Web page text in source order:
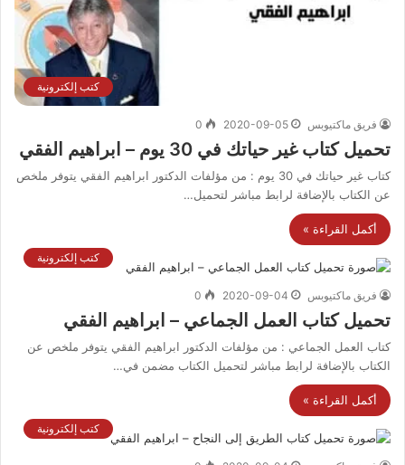
كتب إلكترونية
فريق ماكتيوبس 2020-09-05
0
تحميل كتاب غير حياتك في 30 يوم – ابراهيم الفقي
كتاب غير حياتك في 30 يوم : من مؤلفات الدكتور ابراهيم الفقي يتوفر ملخص
عن الكتاب بالإضافة لرابط مباشر لتحميل…
أكمل القراءة »
كتب إلكترونية
فريق ماكتيوبس 2020-09-04
0
تحميل كتاب العمل الجماعي – ابراهيم الفقي
كتاب العمل الجماعي : من مؤلفات الدكتور ابراهيم الفقي يتوفر ملخص عن
الكتاب بالإضافة لرابط مباشر لتحميل الكتاب مضمن في…
أكمل القراءة »
كتب إلكترونية